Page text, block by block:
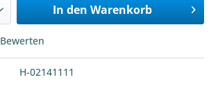
In den Warenkorb
Bewerten
H-02141111